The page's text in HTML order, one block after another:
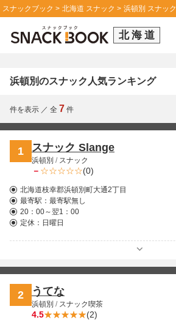
スナックブック 北海道 スナック 浜頓別 スナック
北海道
浜頓別のスナック人気ランキング
件を表示 ／ 全 7 件
1 スナック Slange
浜頓別 / スナック
－ (0)
北海道枝幸郡浜頓別町大通2丁目
最寄駅： 最寄駅無し
20：00～翌1：00
定休：日曜日
2 うてな
浜頓別 / スナック喫茶
4.5 (2)